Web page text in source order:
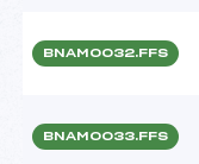
BNAM0032.FFS
BNAM0033.FFS